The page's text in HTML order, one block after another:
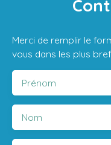
Merci de remplir le
vous dans les plus
Prénom
Nom